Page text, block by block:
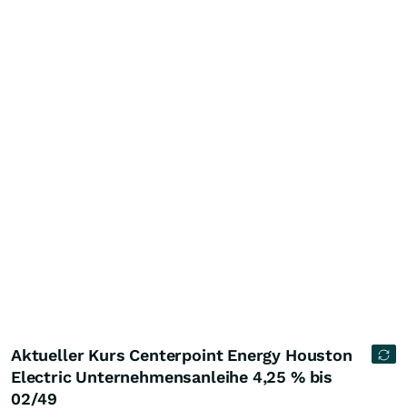
Aktueller Kurs Centerpoint Energy Houston
Electric Unternehmensanleihe 4,25 % bis
02/49